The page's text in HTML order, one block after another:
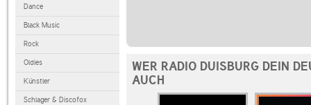
Dance
Black Music
Rock
Oldies
Künstler
Schlager & Discofox
WER RADIO DUISBURG DEIN
AUCH